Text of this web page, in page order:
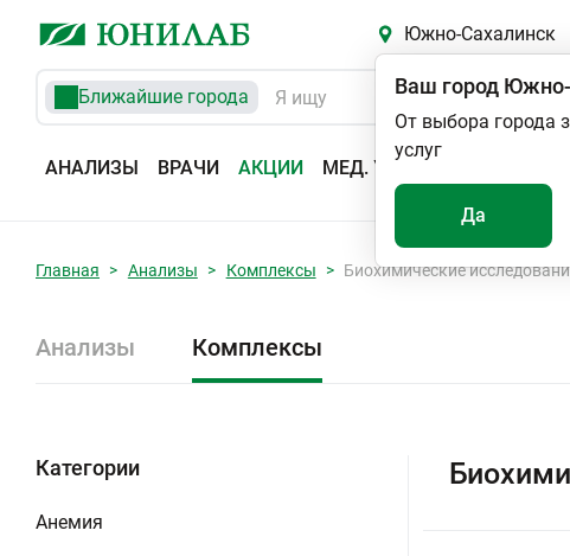
Южно-Сахалинск
Ближайшие города
АНАЛИЗЫ ВРАЧИ АКЦИИ МЕД. УСЛУГИ
Ваш город Южно-
От выбора города
услуг
Да
Главная Анализы Комплексы Биохимические
Анализы Комплексы
Категории
Анемия